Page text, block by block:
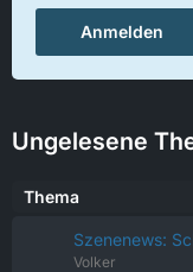
Anmelden
Ungelesene
Thema
Szenenews:
Volker